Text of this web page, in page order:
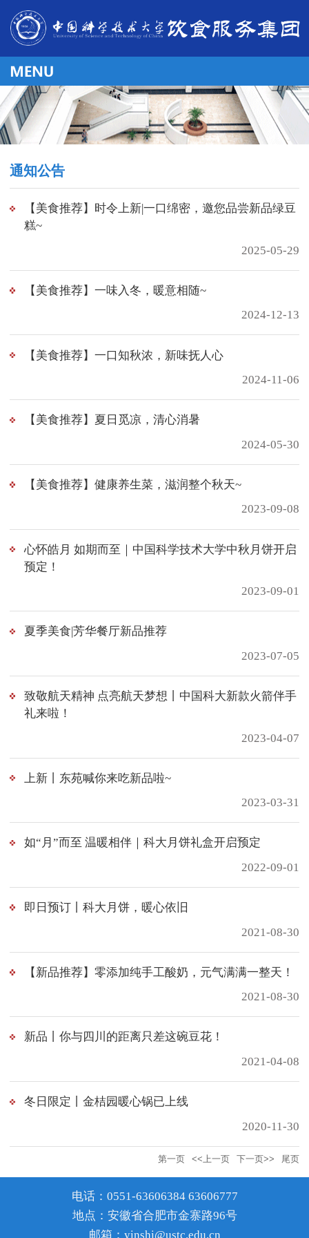
通知公告
【美食推荐】时令上新|一口绵密，邀您品尝新品绿豆
糕~
2025-05-29
【美食推荐】一味入冬，暖意相随~
2024-12-13
【美食推荐】一口知秋浓，新味抚人心
2024-11-06
【美食推荐】夏日觅凉，清心消暑
2024-05-30
【美食推荐】健康养生菜，滋润整个秋天~
2023-09-08
心怀皓月 如期而至｜中国科学技术大学中秋月饼开启
预定！
2023-09-01
夏季美食|芳华餐厅新品推荐
2023-07-05
致敬航天精神 点亮航天梦想丨中国科大新款火箭伴手
礼来啦！
2023-04-07
上新丨东苑喊你来吃新品啦~
2023-03-31
如“月”而至 温暖相伴｜科大月饼礼盒开启预定
2022-09-01
即日预订丨科大月饼，暖心依旧
2021-08-30
【新品推荐】零添加纯手工酸奶，元气满满一整天！
2021-08-30
新品丨你与四川的距离只差这碗豆花！
2021-04-08
冬日限定丨金桔园暖心锅已上线
2020-11-30
第一页 <<上一页 下一页>> 尾页
电话：0551-63606384 63606777
地点：安徽省合肥市金寨路96号
邮箱：yinshi@ustc.edu.cn